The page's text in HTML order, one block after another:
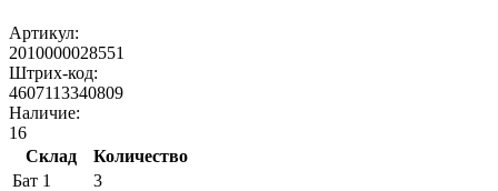
Артикул:
2010000028551
Штрих-код:
4607113340809
Наличие:
16
Склад
Количество
Бат 1
3